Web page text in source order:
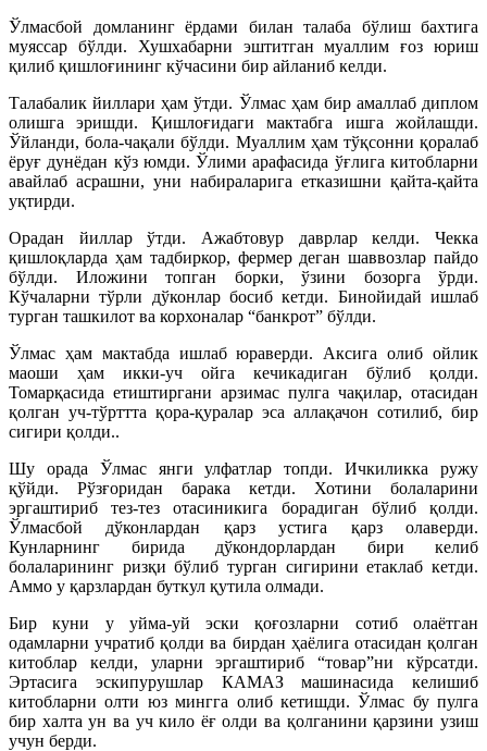
Ўлмасбой домланинг ёрдами билан талаба бўлиш бахтига
муяссар бўлди. Хушхабарни эштитган муаллим ғоз юриш
қилиб қишлоғининг кўчасини бир айланиб келди.
Талабалик йиллари ҳам ўтди. Ўлмас ҳам бир амаллаб диплом
олишга эришди. Қишлоғидаги мактабга ишга жойлашди.
Ўйланди, бола-чақали бўлди. Муаллим ҳам тўқсонни қоралаб
ёруғ дунёдан кўз юмди. Ўлими арафасида ўғлига китобларни
авайлаб асрашни, уни набираларига етказишни қайта-қайта
уқтирди.
Орадан йиллар ўтди. Ажабтовур даврлар келди. Чекка
қишлоқларда ҳам тадбиркор, фермер деган шаввозлар пайдо
бўлди. Иложини топган борки, ўзини бозорга ўрди.
Кўчаларни тўрли дўконлар босиб кетди. Бинойидай ишлаб
турган ташкилот ва корхоналар “банкрот” бўлди.
Ўлмас ҳам мактабда ишлаб юраверди. Аксига олиб ойлик
маоши ҳам икки-уч ойга кечикадиган бўлиб қолди.
Томарқасида етиштиргани арзимас пулга чақилар, отасидан
қолган уч-тўрттта қора-қуралар эса аллақачон сотилиб, бир
сигири қолди..
Шу орада Ўлмас янги улфатлар топди. Ичкиликка ружу
қўйди. Рўзғоридан барака кетди. Хотини болаларини
эргаштириб тез-тез отасиникига борадиган бўлиб қолди.
Ўлмасбой дўконлардан қарз устига қарз олаверди.
Кунларнинг бирида дўкондорлардан бири келиб
болаларининг ризқи бўлиб турган сигирини етаклаб кетди.
Аммо у қарзлардан буткул қутила олмади.
Бир куни у уйма-уй эски қоғозларни сотиб олаётган
одамларни учратиб қолди ва бирдан ҳаёлига отасидан қолган
китоблар келди, уларни эргаштириб “товар”ни кўрсатди.
Эртасига эскипурушлар КАМАЗ машинасида келишиб
китобларни олти юз мингга олиб кетишди. Ўлмас бу пулга
бир халта ун ва уч кило ёғ олди ва қолганини қарзини узиш
учун берди.